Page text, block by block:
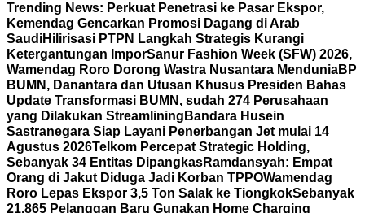
Trending News: Perkuat Penetrasi ke Pasar Ekspor,
Kemendag Gencarkan Promosi Dagang di Arab
SaudiHilirisasi PTPN Langkah Strategis Kurangi
Ketergantungan ImporSanur Fashion Week (SFW) 2026,
Wamendag Roro Dorong Wastra Nusantara MenduniaBP
BUMN, Danantara dan Utusan Khusus Presiden Bahas
Update Transformasi BUMN, sudah 274 Perusahaan
yang Dilakukan Streamlining Bandara Husein
Sastranegara Siap Layani Penerbangan Jet mulai 14
Agustus 2026Telkom Percepat Strategic Holding,
Sebanyak 34 Entitas DipangkasRamdansyah: Empat
Orang di Jakut Diduga Jadi Korban TPPOWamendag
Roro Lepas Ekspor 3,5 Ton Salak ke TiongkokSebanyak
21.865 Pelanggan Baru Gunakan Home Charging